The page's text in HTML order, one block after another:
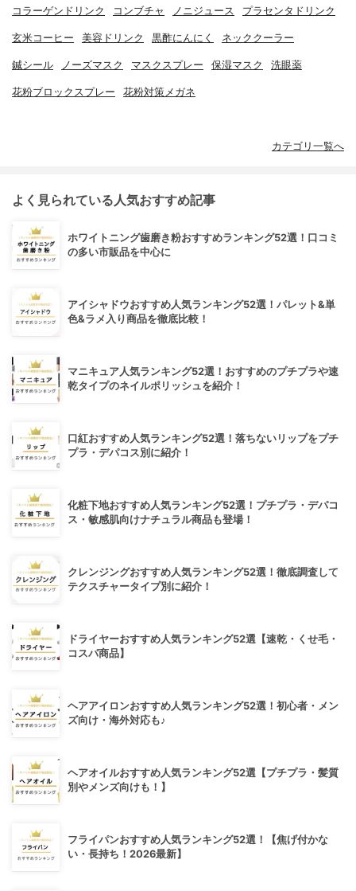
コラーゲンドリンク コンブチャ ノニジュース プラセンタドリンク
玄米コーヒー 美容ドリンク 黒酢にんにく ネッククーラー
鍼シール ノーズマスク マスクスプレー 保湿マスク 洗眼薬
花粉ブロックスプレー 花粉対策メガネ
カテゴリ一覧へ
よく見られている人気おすすめ記事
ホワイトニング歯磨き粉おすすめランキング52選！口コミ
の多い市販品を中心に
アイシャドウおすすめ人気ランキング52選！パレット&単
色&ラメ入り商品を徹底比較！
マニキュア人気ランキング52選！おすすめのプチプラや速
乾タイプのネイルポリッシュを紹介！
口紅おすすめ人気ランキング52選！落ちないリップをプチ
プラ・デパコス別に紹介！
化粧下地おすすめ人気ランキング52選！プチプラ・デパコ
ス・敏感肌向けナチュラル商品も登場！
クレンジングおすすめ人気ランキング52選！徹底調査して
テクスチャータイプ別に紹介！
ドライヤーおすすめ人気ランキング52選【速乾・くせ毛・
コスパ商品】
ヘアアイロンおすすめ人気ランキング52選！初心者・メン
ズ向け・海外対応も♪
ヘアオイルおすすめ人気ランキング52選【プチプラ・髪質
別やメンズ向けも！】
フライパンおすすめ人気ランキング52選！【焦げ付かな
い・長持ち！2026最新】